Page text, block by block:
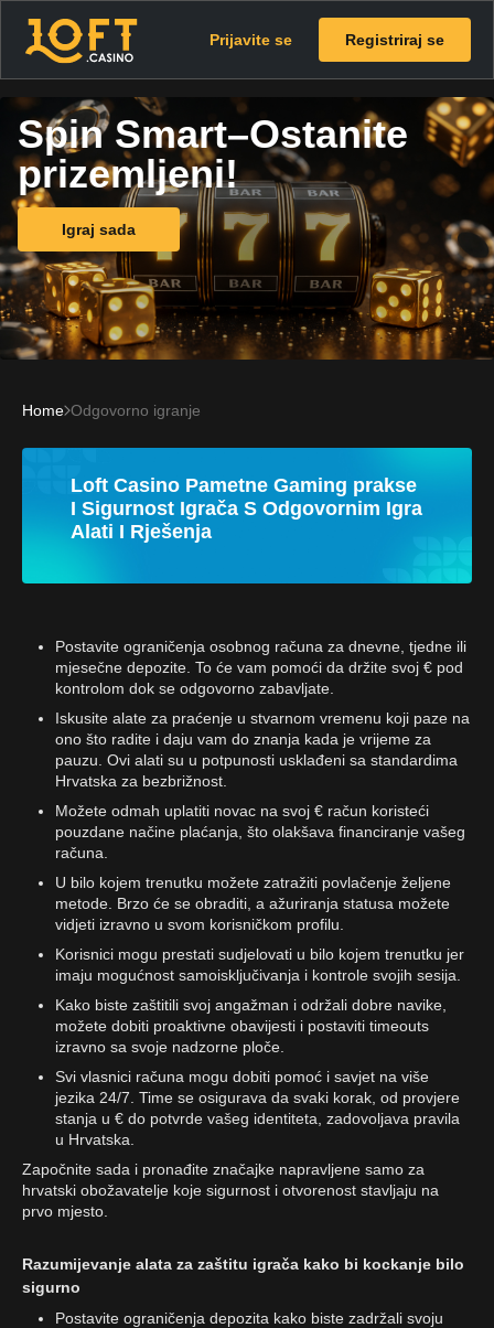
Prijavite se Registriraj se
Spin Smart–Ostanite
prizemljeni!
Igraj sada
Home Odgovorno igranje
Loft Casino Pametne Gaming prakse
I Sigurnost Igrača S Odgovornim Igra
Alati I Rješenja
Postavite ograničenja osobnog računa za dnevne, tjedne ili
mjesečne depozite. To će vam pomoći da držite svoj € pod
kontrolom dok se odgovorno zabavljate.
Iskusite alate za praćenje u stvarnom vremenu koji paze na
ono što radite i daju vam do znanja kada je vrijeme za
pauzu. Ovi alati su u potpunosti usklađeni sa standardima
Hrvatska za bezbrižnost.
Možete odmah uplatiti novac na svoj € račun koristeći
pouzdane načine plaćanja, što olakšava financiranje vašeg
računa.
U bilo kojem trenutku možete zatražiti povlačenje željene
metode. Brzo će se obraditi, a ažuriranja statusa možete
vidjeti izravno u svom korisničkom profilu.
Korisnici mogu prestati sudjelovati u bilo kojem trenutku jer
imaju mogućnost samoisključivanja i kontrole svojih sesija.
Kako biste zaštitili svoj angažman i održali dobre navike,
možete dobiti proaktivne obavijesti i postaviti timeouts
izravno sa svoje nadzorne ploče.
Svi vlasnici računa mogu dobiti pomoć i savjet na više
jezika 24/7. Time se osigurava da svaki korak, od provjere
stanja u € do potvrde vašeg identiteta, zadovoljava pravila
u Hrvatska.
Započnite sada i pronađite značajke napravljene samo za
hrvatski obožavatelje koje sigurnost i otvorenost stavljaju na
prvo mjesto.
Razumijevanje alata za zaštitu igrača kako bi kockanje bilo
sigurno
Postavite ograničenja depozita kako biste zadržali svoju